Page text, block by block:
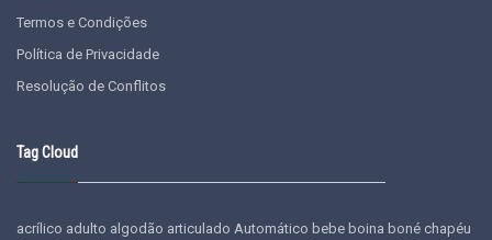
Termos e Condições
Política de Privacidade
Resolução de Conflitos
Tag Cloud
acrílico adulto algodão articulado Automático bebe boina boné chapéu